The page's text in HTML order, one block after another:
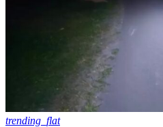
trending_flat